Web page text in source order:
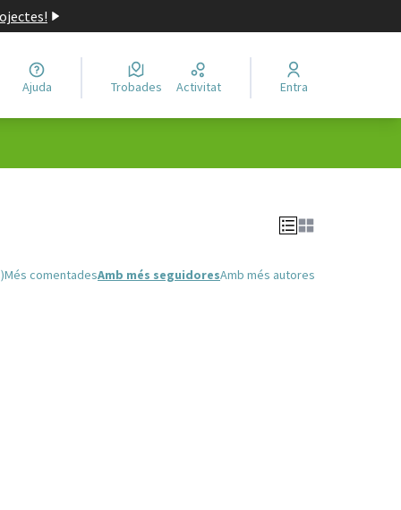
Ajuda Trobades Activitat Entra
Més comentadesAmb més seguidoresAmb més autores